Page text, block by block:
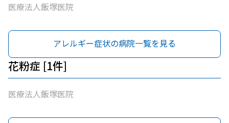
医療法人飯塚医院
アレルギー症状の病院一覧を見る
花粉症 [1件]
医療法人飯塚医院